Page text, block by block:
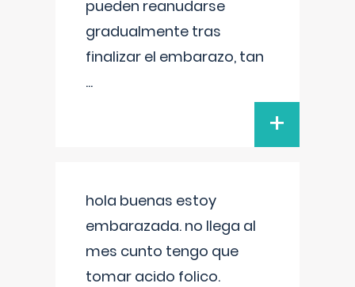
pueden reanudarse
gradualmente tras
finalizar el embarazo, tan
...
+
hola buenas estoy
embarazada. no llega al
mes cunto tengo que
tomar acido folico.